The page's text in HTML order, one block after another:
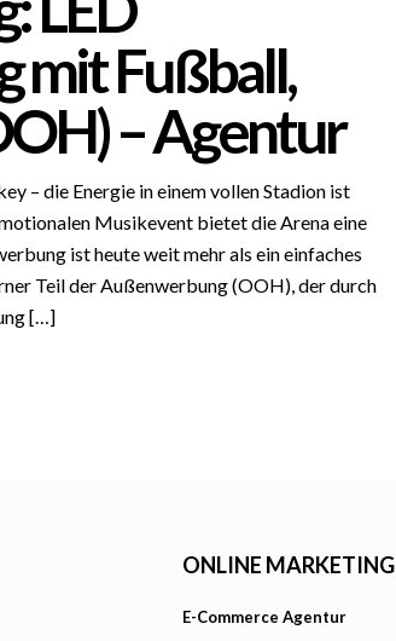
mit Fußball,
– Agentur
– die Energie in einem vollen Stadion ist
Musikevent bietet die Arena eine
ist heute weit mehr als ein einfaches
Teil der Außenwerbung (OOH), der durch
[…]
ONLINE MARKETING
E-Commerce Agentur